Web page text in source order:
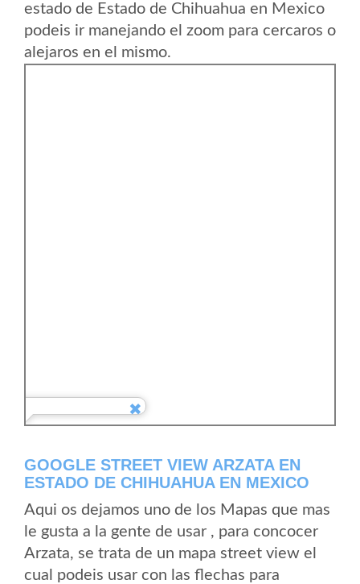
estado de Estado de Chihuahua en Mexico
podeis ir manejando el zoom para cercaros o
alejaros en el mismo.
GOOGLE STREET VIEW ARZATA EN
ESTADO DE CHIHUAHUA EN MEXICO
Aqui os dejamos uno de los Mapas que mas
le gusta a la gente de usar , para concocer
Arzata, se trata de un mapa street view el
cual podeis usar con las flechas para